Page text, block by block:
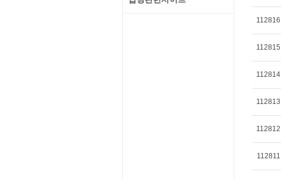
112816
112815
112814
112813
112812
112811